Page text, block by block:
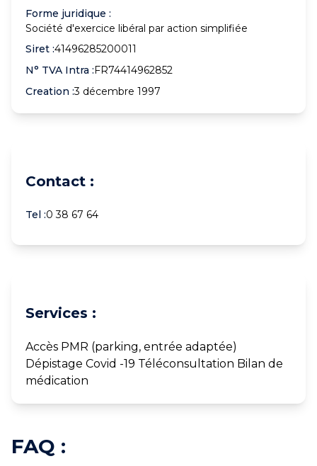
Forme juridique :
Société d'exercice libéral par action simplifiée
Siret :41496285200011
N° TVA Intra :FR74414962852
Creation :3 décembre 1997
Contact :
Tel :0 38 67 64
Services :
Accès PMR (parking, entrée adaptée)
Dépistage Covid -19 Téléconsultation Bilan de
médication
FAQ :